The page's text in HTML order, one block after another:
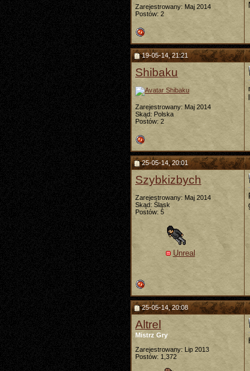
Zarejestrowany: Maj 2014
Postów: 2
19-05-14, 21:21
Shibaku
Zarejestrowany: Maj 2014
Skąd: Polska
Postów: 2
25-05-14, 20:01
Szybkizbych
Zarejestrowany: Maj 2014
Skąd: Śląsk
Postów: 5
Unreal
25-05-14, 20:08
Altrel
Mistrz Gry
Zarejestrowany: Lip 2013
Postów: 1,372